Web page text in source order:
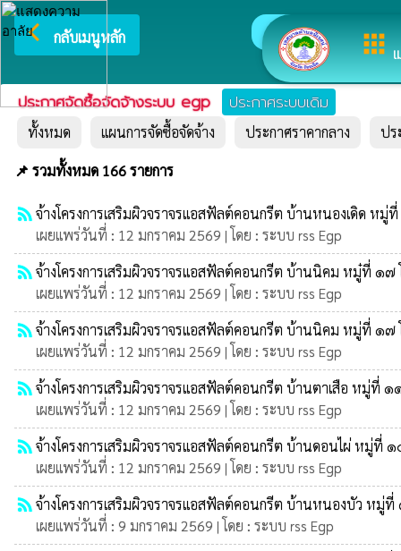
apps
arrow_back_ios กลับเมนูหลัก ยินดีต้
ประกาศจัดซื้อจัดจ้างระบบ egp ประกาศระบบเดิม
ทั้งหมด แผนการจัดซื้อจัดจ้าง ประกาศราคากลาง ปร
📌 รวมทั้งหมด 166 รายการ
rss_feedจ้างโครงการเสริมผิวจราจรแอสฟัลต์คอนกรีต บ้านหนองเดิด หมู่ที่
เผยแพร่วันที่ : 12 มกราคม 2569 | โดย : ระบบ rss Egp
rss_feedจ้างโครงการเสริมผิวจราจรแอสฟัลต์คอนกรีต บ้านนิคม หมู๋ที่ ๑๗
เผยแพร่วันที่ : 12 มกราคม 2569 | โดย : ระบบ rss Egp
rss_feedจ้างโครงการเสริมผิวจราจรแอสฟัลต์คอนกรีต บ้านนิคม หมู่ที่ ๑๗
เผยแพร่วันที่ : 12 มกราคม 2569 | โดย : ระบบ rss Egp
rss_feedจ้างโครงการเสริมผิวจราจรแอสฟัลต์คอนกรีต บ้านตาเสือ หมู่ที่ ๑๑
เผยแพร่วันที่ : 12 มกราคม 2569 | โดย : ระบบ rss Egp
rss_feedจ้างโครงการเสริมผิวจราจรแอสฟัลต์คอนกรีต บ้านดอนไผ่ หมู่ที่ ๑
เผยแพร่วันที่ : 12 มกราคม 2569 | โดย : ระบบ rss Egp
rss_feedจ้างโครงการเสริมผิวจราจรแอสฟัลต์คอนกรีต บ้านหนองบัว หมู่ที่
เผยแพร่วันที่ : 9 มกราคม 2569 | โดย : ระบบ rss Egp